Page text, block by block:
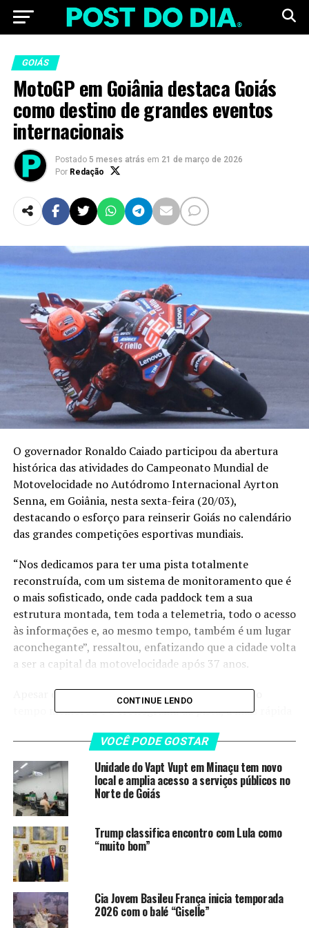
GOIÁS
MotoGP em Goiânia destaca Goiás
como destino de grandes eventos
internacionais
Postado 5 meses atrás em 21 de março de 2026
Por Redação
O governador Ronaldo Caiado participou da abertura
histórica das atividades do Campeonato Mundial de
Motovelocidade no Autódromo Internacional Ayrton
Senna, em Goiânia, nesta sexta-feira (20/03),
destacando o esforço para reinserir Goiás no calendário
das grandes competições esportivas mundiais.
“Nos dedicamos para ter uma pista totalmente
reconstruída, com um sistema de monitoramento que é
o mais sofisticado, onde cada paddock tem a sua
estrutura montada, tem toda a telemetria, todo o acesso
às informações e, ao mesmo tempo, também é um lugar
aconchegante”, ressaltou, enfatizando que a cidade volta
a ser a capital da motovelocidade após 37 anos.
Apesar da manhã ter começado sob forte chuva, o
tempo melhorou e o cronograma da pista, a mais rápida
do Goiás Social, a primeira-dama Gracinha Caiado, o
governador assistiu às primeiras sessões de treinos livres
das categorias Moto3, Moto2 e MotoGP.
Ele destacou que a infraestrutura foi planejada para que
as motos alcancem marcas históricas no domingo.
“Temos a pista mais veloz em termos da reta de 1
quilômetro e 100 metros. Espero que, no domingo, eles
[os pilotos] possam bater os 360 e partir para 370 km
por hora”, afirmou.
Os primeiros treinos livres no Autódromo Internacional
CONTINUE LENDO
VOCÊ PODE GOSTAR
Unidade do Vapt Vupt em Minaçu tem novo
local e amplia acesso a serviços públicos no
Norte de Goiás
Trump classifica encontro com Lula como
“muito bom”
Cia Jovem Basileu França inicia temporada
2026 com o balé “Giselle”